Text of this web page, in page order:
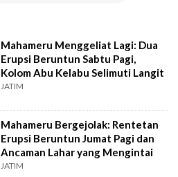
Mahameru Menggeliat Lagi: Dua
Erupsi Beruntun Sabtu Pagi,
Kolom Abu Kelabu Selimuti Langit
JATIM
Mahameru Bergejolak: Rentetan
Erupsi Beruntun Jumat Pagi dan
Ancaman Lahar yang Mengintai
JATIM